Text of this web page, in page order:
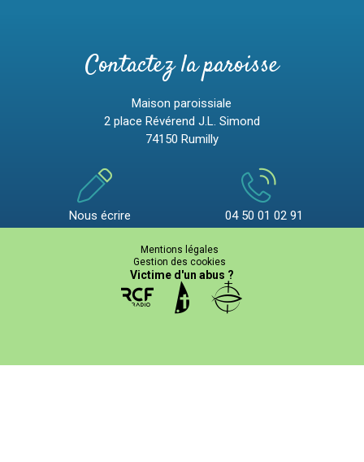
Contactez la paroisse
Nous écrire
Maison paroissiale
2 place Révérend J.L. Simond
74150 Rumilly
04 50 01 02 91
Mentions légales
Gestion des cookies
Victime d'un abus ?